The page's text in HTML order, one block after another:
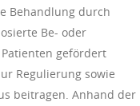
Behandlung durch
Be- oder
gefördert
Regulierung sowie
beitragen. Anhand der